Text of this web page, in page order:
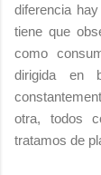
diferencia
tiene que
como
dirigida en
otra, todos
tratamos de